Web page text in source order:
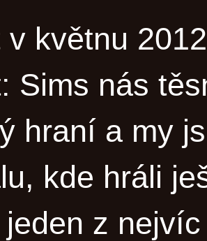
v květnu
Sims nás
hraní a my
kde hráli
z